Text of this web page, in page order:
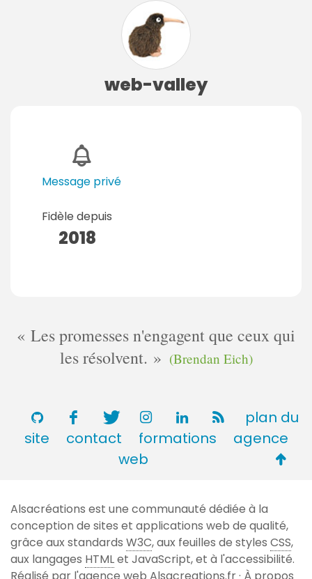
web-valley
Message privé
Fidèle depuis
2018
Les promesses n'engagent que ceux qui
les résolvent.
(Brendan Eich)
plan du
site
contact formations
agence
web
de
page
Alsacréations est une communauté dédiée à la
conception de sites et applications web de qualité,
grâce aux standards W3C, aux feuilles de styles CSS,
aux langages HTMLet JavaScript, et à l'accessibilité.